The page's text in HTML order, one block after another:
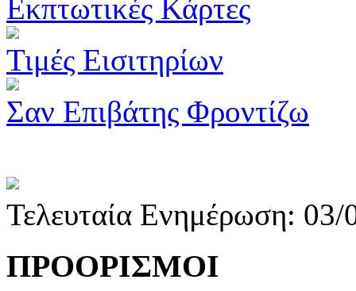
Εκπτωτικές Κάρτες
Τιμές Εισιτηρίων
Σαν Επιβάτης Φροντίζω
Τελευταία Ενημέρωση:
ΠΡΟΟΡΙΣΜΟΙ